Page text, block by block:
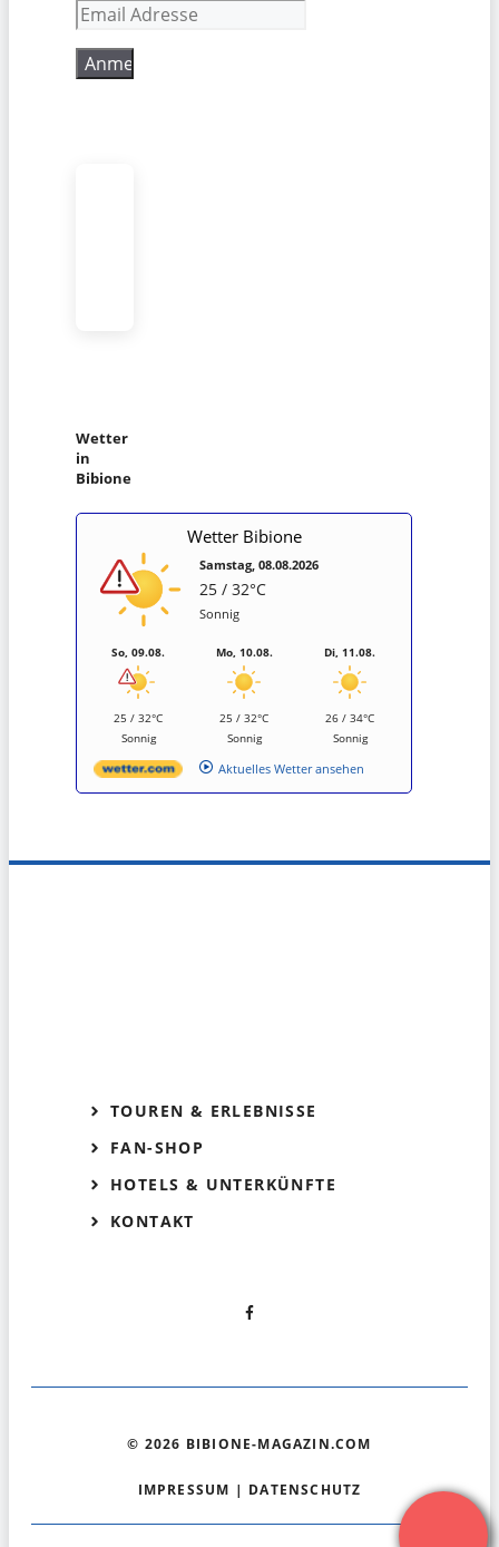
Wetter
in
Bibione
Wetter Bibione
Samstag, 08.08.2026
25 / 32°C
Sonnig
So, 09.08.
25 / 32°C
Sonnig
Mo, 10.08.
25 / 32°C
Sonnig
Di, 11.08.
26 / 34°C
Sonnig
Aktuelles Wetter ansehen
TOUREN & ERLEBNISSE
FAN-SHOP
HOTELS & UNTERKÜNFTE
KONTAKT
© 2026 BIBIONE-MAGAZIN.COM
IMPRESSUM | DATENSCHUTZ